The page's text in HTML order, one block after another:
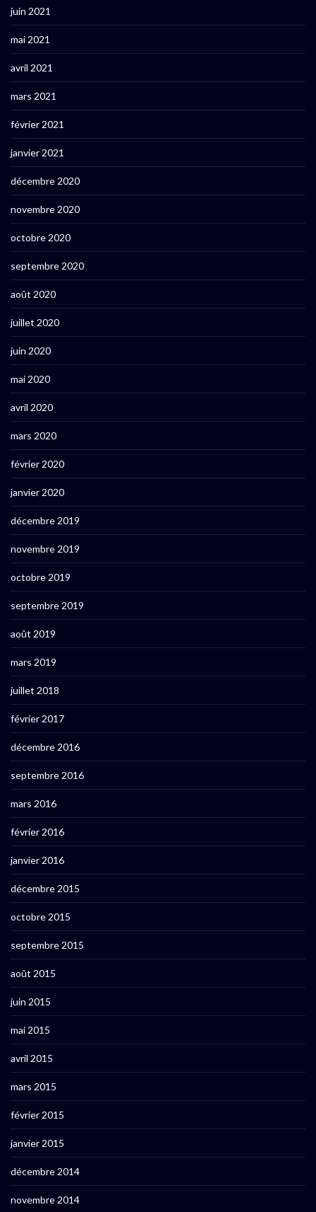
juin 2021
mai 2021
avril 2021
mars 2021
février 2021
janvier 2021
décembre 2020
novembre 2020
octobre 2020
septembre 2020
août 2020
juillet 2020
juin 2020
mai 2020
avril 2020
mars 2020
février 2020
janvier 2020
décembre 2019
novembre 2019
octobre 2019
septembre 2019
août 2019
mars 2019
juillet 2018
février 2017
décembre 2016
septembre 2016
mars 2016
février 2016
janvier 2016
décembre 2015
octobre 2015
septembre 2015
août 2015
juin 2015
mai 2015
avril 2015
mars 2015
février 2015
janvier 2015
décembre 2014
novembre 2014